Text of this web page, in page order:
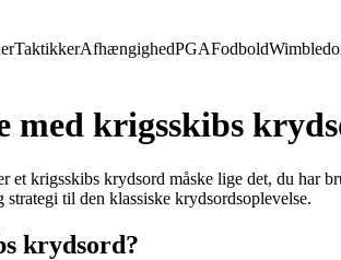
TaktikkerAfhængighedPGAFodbold
med krigsskibs
et krigsskibs krydsord måske lige det, du har
til den klassiske krydsordsoplevelse.
krydsord?